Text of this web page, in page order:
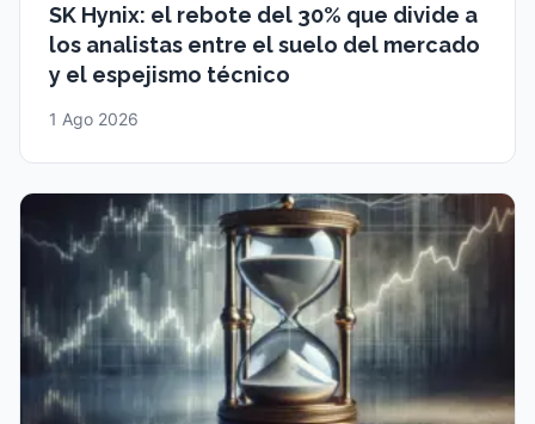
SK Hynix: el rebote del 30% que divide a
los analistas entre el suelo del mercado
y el espejismo técnico
1 Ago 2026